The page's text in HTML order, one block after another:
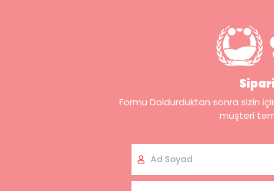
Formu Doldurduktan sonra sizin
müşteri